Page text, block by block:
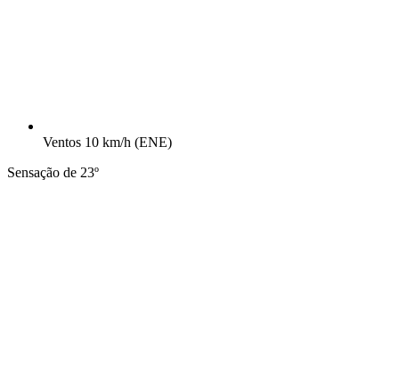
Ventos 10 km/h (ENE)
Sensação de 23º